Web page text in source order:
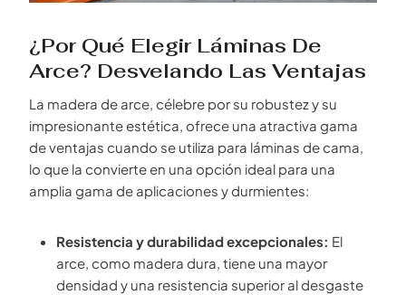
¿Por Qué Elegir Láminas De
Arce? Desvelando Las Ventajas
La madera de arce, célebre por su robustez y su
impresionante estética, ofrece una atractiva gama
de ventajas cuando se utiliza para láminas de cama,
lo que la convierte en una opción ideal para una
amplia gama de aplicaciones y durmientes:
Resistencia y durabilidad excepcionales: El
arce, como madera dura, tiene una mayor
densidad y una resistencia superior al desgaste